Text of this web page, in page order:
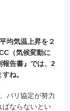
均気温上昇を２
（気候変動に
報告書』では、2
ね。
パリ協定が努力
ばならないとい